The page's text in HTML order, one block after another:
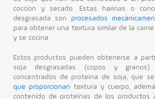
cocción y secado. Estas harinas o
desgrasada son procesados
para obtener una textura similar de la
y se cocina.
Estos productos pueden obtenerse a
soja desgrasadas (copos y
concentrados de proteína de soja, que
que proporcionan textura y cuerpo,
contenido de proteínas de los productos